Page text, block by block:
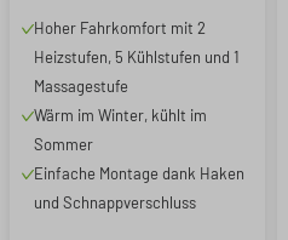
Massagefunktion schwarz,
1 Stück
Hoher Fahrkomfort mit 2
Heizstufen, 5 Kühlstufen und 1
Massagestufe
Wärm im Winter, kühlt im
Sommer
Einfache Montage dank Haken
und Schnappverschluss